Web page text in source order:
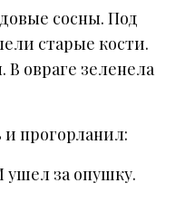
сосны. Под
старые кости.
овраге зеленела
прогорланил:
ушел за опушку.